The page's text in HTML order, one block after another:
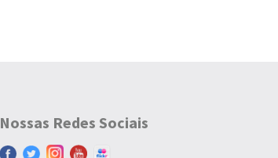
Nossas Redes Sociais